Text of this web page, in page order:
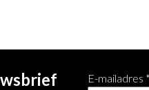
E-mailadres *